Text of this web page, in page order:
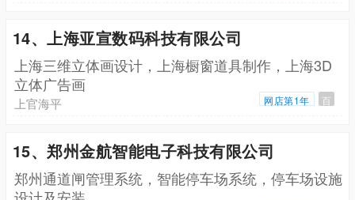
14、上海亚宣数码科技有限公司
上海三维立体画设计，上海橱窗道具制作，上海3D
立体广告画
上官海平 网店第1年 百
15、郑州金航智能电子科技有限公司
郑州通道闸管理系统，智能停车场系统，停车场设施